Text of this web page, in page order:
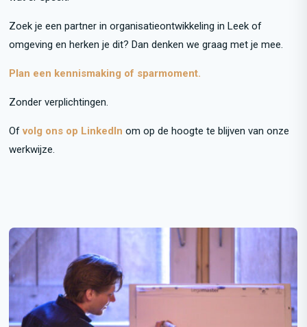
Zoek je een partner in organisatieontwikkeling in Leek of
omgeving en herken je dit? Dan denken we graag met je mee.
Plan een kennismaking of sparmoment.
Zonder verplichtingen.
Ofvolg ons op LinkedIn om op de hoogte te blijven van onze
werkwijze.